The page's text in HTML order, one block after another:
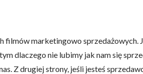
marketingowo sprzedażowych.
dlaczego nie lubimy jak nam się
Z drugiej strony, jeśli jesteś